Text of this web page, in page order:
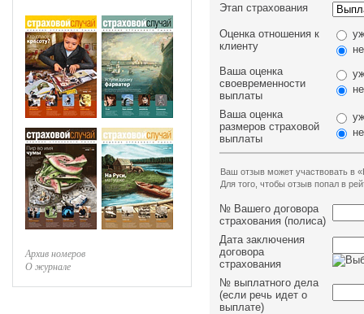
Архив номеров
О журнале
Этап страхования
Оценка отношения к
клиенту
Ваша оценка
своевременности
выплаты
Ваша оценка
размеров страховой
выплаты
Ваш отзыв может участвовать в
Для того, чтобы отзыв попал в
№ Вашего договора
страхования (полиса)
Дата заключения
договора
страхования
№ выплатного дела
(если речь идет о
выплате)